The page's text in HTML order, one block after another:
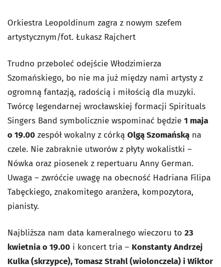
Orkiestra Leopoldinum zagra z nowym szefem
artystycznym/fot. Łukasz Rajchert
Trudno przeboleć odejście Włodzimierza
Szomańskiego, bo nie ma już między nami artysty z
ogromną fantazją, radością i miłością dla muzyki.
Twórcę legendarnej wrocławskiej formacji Spirituals
Singers Band symbolicznie wspominać będzie 1 maja
o 19.00 zespół wokalny z córką Olgą Szomańską na
czele. Nie zabraknie utworów z płyty wokalistki –
Nówka oraz piosenek z repertuaru Anny German.
Uwaga – zwróćcie uwagę na obecność Hadriana Filipa
Tabęckiego, znakomitego aranżera, kompozytora,
pianisty.
Najbliższa nam data kameralnego wieczoru to 23
kwietnia o 19.00 i koncert tria – Konstanty Andrzej
Kulka (skrzypce), Tomasz Strahl (wiolonczela) i Wiktor